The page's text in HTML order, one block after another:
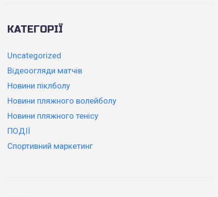
КАТЕГОРІЇ
Uncategorized
Відеоогляди матчів
Новини піклболу
Новини пляжного волейболу
Новини пляжного тенісу
ПОДІЇ
Спортивний маркетинг